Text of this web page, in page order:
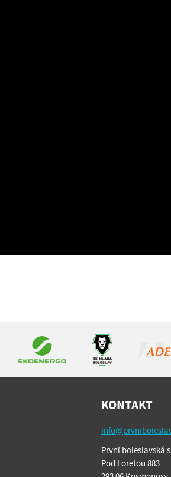
KONTAKT
První boleslavská
Pod Loretou 883